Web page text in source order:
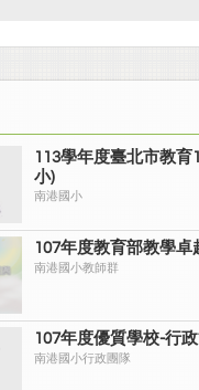
113學年度臺北市教育
小)
南港國小
107年度教育部教學卓
南港國小教師群
107年度優質學校-行
南港國小行政團隊